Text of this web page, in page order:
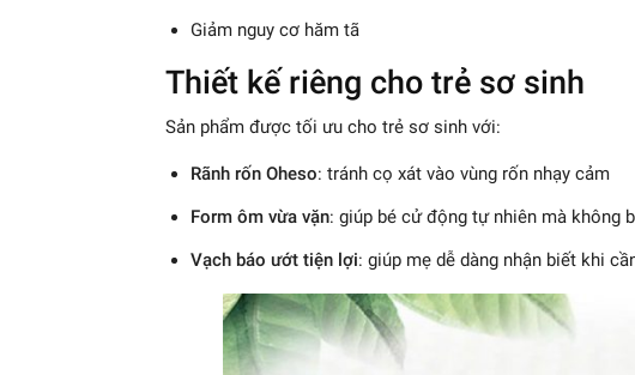
Giảm nguy cơ hăm tã
Thiết kế riêng cho trẻ sơ sinh
Sản phẩm được tối ưu cho trẻ sơ sinh với:
Rãnh rốn Oheso: tránh cọ xát vào vùng rốn nhạy cảm
Form ôm vừa vặn: giúp bé cử động tự nhiên mà không
Vạch báo ướt tiện lợi: giúp mẹ dễ dàng nhận biết khi